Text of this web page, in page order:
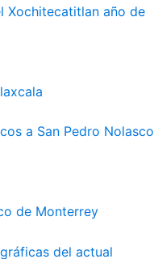
Xochitecatitlan año de
a San Pedro Nolasco
de Monterrey
del actual